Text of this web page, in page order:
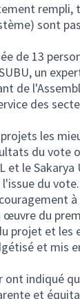
rempli,
sont
de 13
un
de
des
les
du vote
et le Sakarya
du
œuvre du
projet et les
et mis
indiqué
et